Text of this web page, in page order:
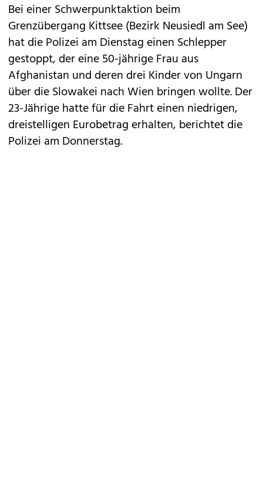
Bei einer Schwerpunktaktion beim
Grenzübergang Kittsee (Bezirk Neusiedl am See)
hat die Polizei am Dienstag einen Schlepper
gestoppt, der eine 50-jährige Frau aus
Afghanistan und deren drei Kinder von Ungarn
über die Slowakei nach Wien bringen wollte. Der
23-Jährige hatte für die Fahrt einen niedrigen,
dreistelligen Eurobetrag erhalten, berichtet die
Polizei am Donnerstag.